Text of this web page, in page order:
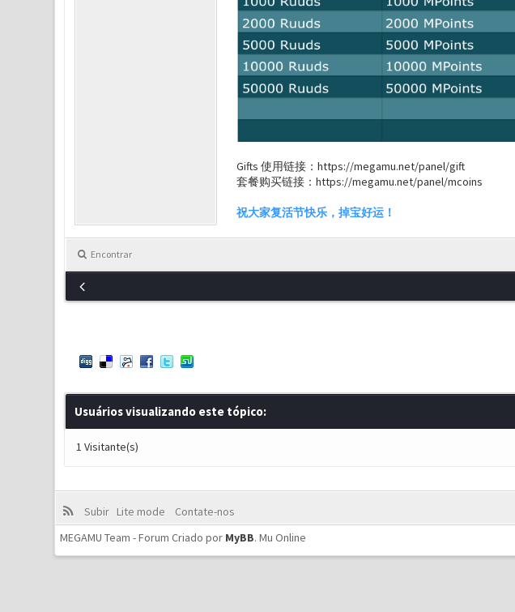
Gifts 使用链接：https://megamu.net/panel/gift
套餐购买链接：https://megamu.net/panel/mcoins
祝大家复活节快乐，掉宝好运！
Encontrar
Usuários visualizando este tópico:
1 Visitante(s)
Subir Lite mode
Contate-nos
MEGAMU Team - Forum Criado por MyBB.Mu Online